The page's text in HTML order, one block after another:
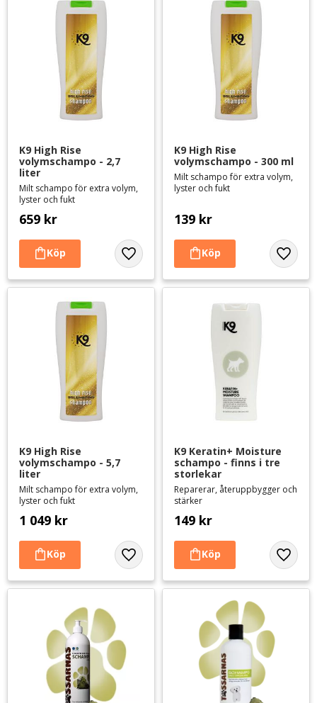
K9 High Rise
volymschampo - 2,7
liter
Milt schampo för extra volym,
lyster och fukt
659 kr
Lägg till i favoriter
K9 High Rise
volymschampo - 300 ml
Milt schampo för extra volym,
lyster och fukt
139 kr
Lägg
K9 High Rise
volymschampo - 5,7
liter
Milt schampo för extra volym,
lyster och fukt
1 049 kr
Lägg till i favoriter
K9 Keratin+ Moisture
schampo - finns i tre
storlekar
Reparerar, återuppbygger och
stärker
149 kr
Lägg